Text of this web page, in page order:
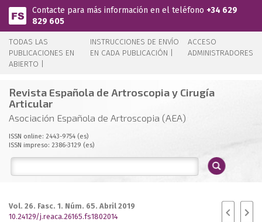
Pasar al contenido principal
Contacte para más información en el teléfono +34 629
829 605
TODAS LAS
PUBLICACIONES EN
ABIERTO |
INSTRUCCIONES DE ENVÍO
EN CADA PUBLICACIÓN |
ACCESO
ADMINISTRADORES
Revista Española de Artroscopia y Cirugía
Articular
Asociación Española de Artroscopia (AEA)
ISSN online: 2443-9754 (es)
ISSN impreso: 2386-3129 (es)
Vol. 26. Fasc. 1. Núm. 65. Abril 2019
10.24129/j.reaca.26165.fs1802014